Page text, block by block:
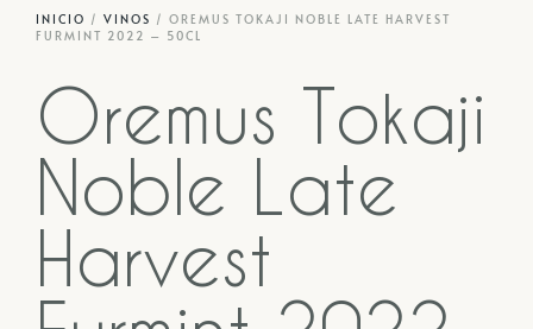
INICIO / VINOS / OREMUS TOKAJI NOBLE LATE HARVEST
FURMINT 2022 – 50CL
Oremus Tokaji
Noble Late
Harvest